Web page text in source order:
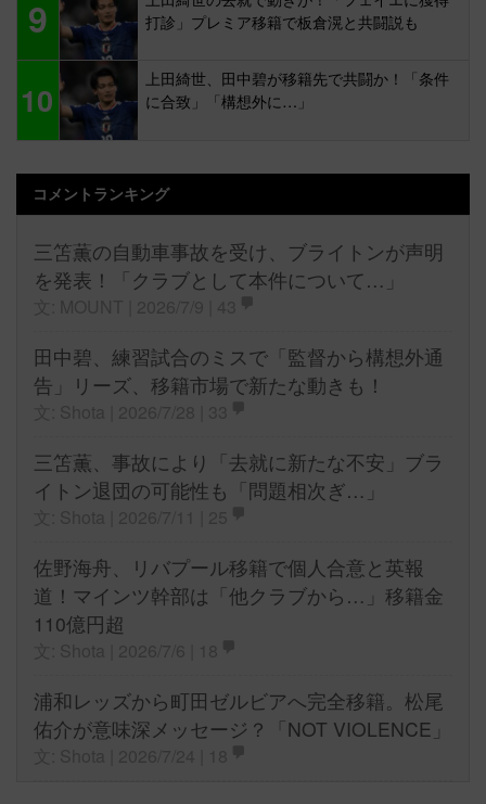
9
打診」プレミア移籍で板倉滉と共闘説も
10
上田綺世、田中碧が移籍先で共闘か！「条件
に合致」「構想外に…」
コメントランキング
三笘薫の自動車事故を受け、ブライトンが声明
を発表！「クラブとして本件について…」
田中碧、練習試合のミスで「監督から構想外通
告」リーズ、移籍市場で新たな動きも！
三笘薫、事故により「去就に新たな不安」ブラ
イトン退団の可能性も「問題相次ぎ…」
佐野海舟、リバプール移籍で個人合意と英報
道！マインツ幹部は「他クラブから…」移籍金
110億円超
浦和レッズから町田ゼルビアへ完全移籍。松尾
佑介が意味深メッセージ？「NOT VIOLENCE」